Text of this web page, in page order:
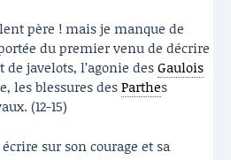
père ! mais je manque de
du premier venu de décrire
javelots, l’agonie desGaulois
les blessures desParthes
(12-15)
sur son courage et sa